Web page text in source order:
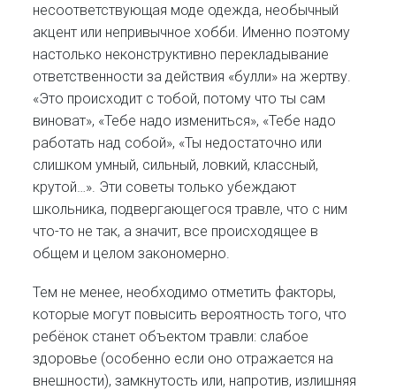
несоответствующая моде одежда, необычный
акцент или непривычное хобби. Именно поэтому
настолько неконструктивно перекладывание
ответственности за действия «булли» на жертву.
«Это происходит с тобой, потому что ты сам
виноват», «Тебе надо измениться», «Тебе надо
работать над собой», «Ты недостаточно или
слишком умный, сильный, ловкий, классный,
крутой…». Эти советы только убеждают
школьника, подвергающегося травле, что с ним
что-то не так, а значит, все происходящее в
общем и целом закономерно.
Тем не менее, необходимо отметить факторы,
которые могут повысить вероятность того, что
ребёнок станет объектом травли: слабое
здоровье (особенно если оно отражается на
внешности), замкнутость или, напротив, излишняя